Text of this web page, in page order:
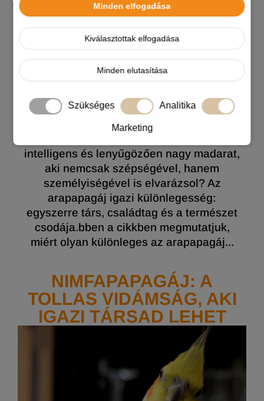
Minden elfogadása
Kiválasztottak elfogadása
Minden elutasítása
Szükséges Analitika
Marketing
intelligens és lenyűgözően nagy madarat,
aki nemcsak szépségével, hanem
személyiségével is elvarázsol? Az
arapapagáj igazi különlegesség:
egyszerre társ, családtag és a természet
csodája.bben a cikkben megmutatjuk,
miért olyan különleges az arapapagáj...
NIMFAPAPAGÁJ: A
TOLLAS VIDÁMSÁG, AKI
IGAZI TÁRSAD LEHET